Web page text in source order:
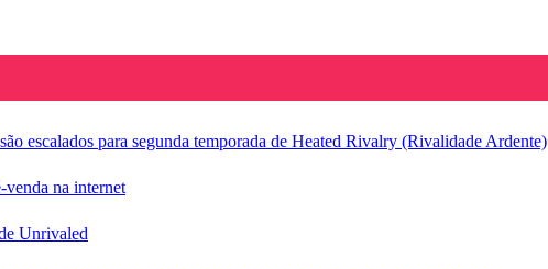
escalados para segunda temporada de Heated Rivalry (Rivalidade Ardente)
venda na internet
Unrivaled